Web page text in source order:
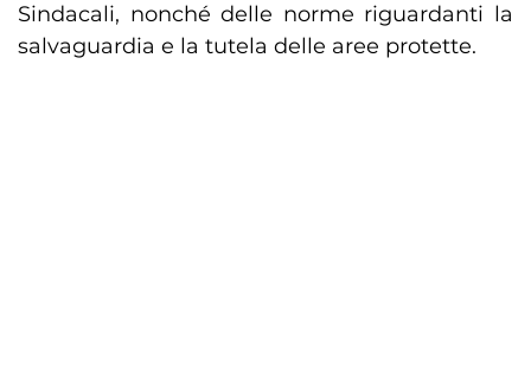
Sindacali, nonché delle norme riguardanti la
salvaguardia e la tutela delle aree protette.